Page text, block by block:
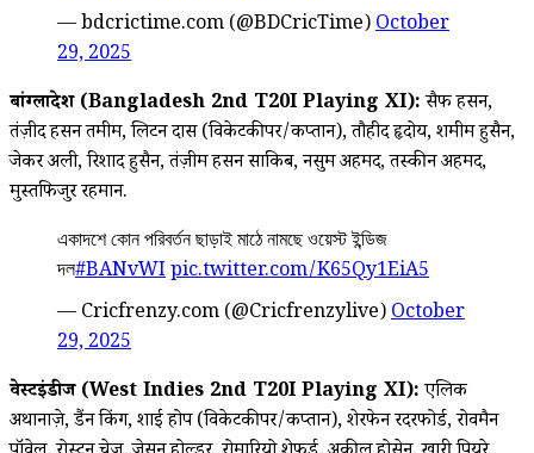
— bdcrictime.com (@BDCricTime)October
29, 2025
बांग्लादेश (Bangladesh 2nd T20I Playing XI):सैफ हसन,
तंज़ीद हसन तमीम, लिटन दास (विकेटकीपर/कप्तान), तौहीद हृदोय, शमीम हुसैन,
जेकर अली, रिशाद हुसैन, तंज़ीम हसन साकिब, नसुम अहमद, तस्कीन अहमद,
मुस्तफिजुर रहमान.
একাদশে কোন পরিবর্তন ছাড়াই মাঠে নামছে ওয়েস্ট ইন্ডিজ
দল#BANvWIpic.twitter.com/K65Qy1EiA5
— Cricfrenzy.com (@Cricfrenzylive)October
29, 2025
वेस्टइंडीज (West Indies 2nd T20I Playing XI): एलिक
अथानाज़े, ब्रैंडन किंग, शाई होप (विकेटकीपर/कप्तान), शेरफेन रदरफोर्ड, रोवमैन